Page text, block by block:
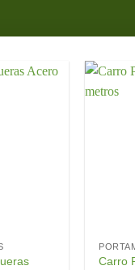
Carro